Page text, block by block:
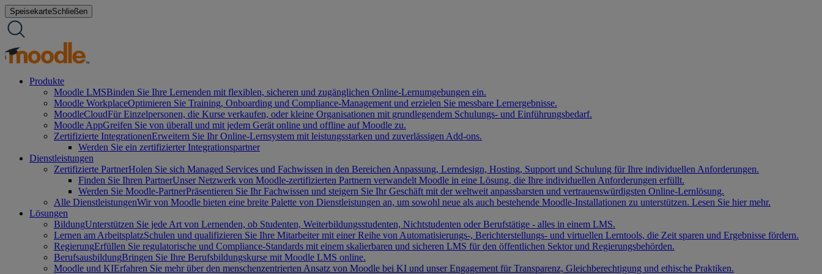
Zum
Inhalt
springen
SpeisekarteSchließen
Produkte
Moodle LMSBinden Sie Ihre Lernenden mit flexiblen, sicheren und zugänglichen Online-Lernumgebungen ein.
Moodle WorkplaceOptimieren Sie Training, Onboarding und Compliance-Management und erzielen Sie messbare Lernergebnisse.
MoodleCloudFür Einzelpersonen, die Kurse verkaufen, oder kleine Organisationen mit grundlegendem Schulungs- und Einführungsbedarf.
Moodle AppGreifen Sie von überall und mit jedem Gerät online und offline auf Moodle zu.
Zertifizierte IntegrationenErweitern Sie Ihr Online-Lernsystem mit leistungsstarken und zuverlässigen Add-ons.
Werden Sie ein zertifizierter Integrationspartner
Dienstleistungen
Zertifizierte PartnerHolen Sie sich Managed Services und Fachwissen in den Bereichen Anpassung, Lerndesign, Hosting, Support und Schulung für Ihre individuellen Anforderungen.
Finden Sie Ihren PartnerUnser Netzwerk von Moodle-zertifizierten Partnern verwandelt Moodle in eine Lösung, die Ihre individuellen Anforderungen erfüllt.
Werden Sie Moodle-PartnerPräsentieren Sie Ihr Fachwissen und steigern Sie Ihr Geschäft mit der weltweit anpassbarsten und vertrauenswürdigsten Online-Lernlösung.
Alle DienstleistungenWir von Moodle bieten eine breite Palette von Dienstleistungen an, um sowohl neue als auch bestehende Moodle-Installationen zu unterstützen. Lesen Sie hier mehr.
Lösungen
BildungUnterstützen Sie jede Art von Lernenden, ob Studenten, Weiterbildungsstudenten, Nichtstudenten oder Berufstätige - alles in einem LMS.
Lernen am ArbeitsplatzSchulen und qualifizieren Sie Ihre Mitarbeiter mit einer Reihe von Automatisierungs-, Berichterstellungs- und virtuellen Lerntools, die Zeit sparen und Ergebnisse fördern.
RegierungErfüllen Sie regulatorische und Compliance-Standards mit einem skalierbaren und sicheren LMS für den öffentlichen Sektor und Regierungsbehörden.
BerufsausbildungBringen Sie Ihre Berufsbildungskurse mit Moodle LMS online.
Moodle und KIErfahren Sie mehr über den menschenzentrierten Ansatz von Moodle bei KI und unser Engagement für Transparenz, Gleichberechtigung und ethische Praktiken.